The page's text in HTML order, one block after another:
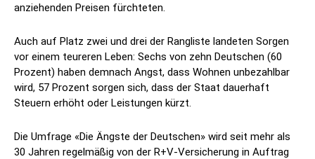
anziehenden Preisen fürchteten.
Auch auf Platz zwei und drei der Rangliste landeten Sorgen
vor einem teureren Leben: Sechs von zehn Deutschen (60
Prozent) haben demnach Angst, dass Wohnen unbezahlbar
wird, 57 Prozent sorgen sich, dass der Staat dauerhaft
Steuern erhöht oder Leistungen kürzt.
Die Umfrage «Die Ängste der Deutschen» wird seit mehr als
30 Jahren regelmäßig von der R+V-Versicherung in Auftrag